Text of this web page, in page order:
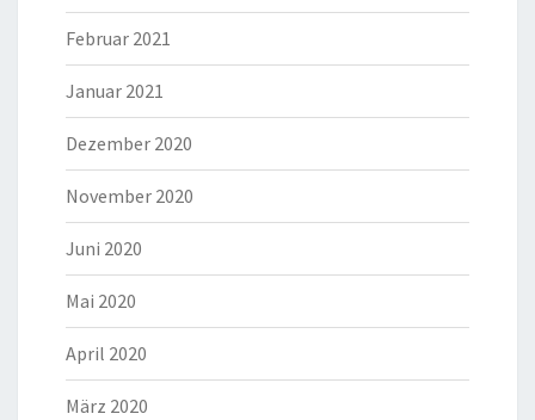
Februar 2021
Januar 2021
Dezember 2020
November 2020
Juni 2020
Mai 2020
April 2020
März 2020